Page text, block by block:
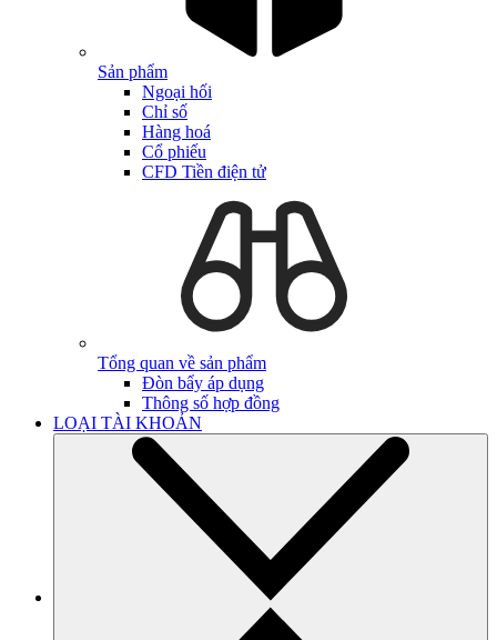
Sản phẩm
Ngoại hối
Chỉ số
Hàng hoá
Cổ phiếu
CFD Tiền điện tử
Tổng quan về sản phẩm
Đòn bẩy áp dụng
Thông số hợp đồng
LOẠI TÀI KHOẢN